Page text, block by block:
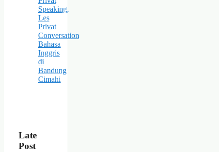
Speaking,
Les
Privat
Conversation
Bahasa
Inggris
di
Bandung
Cimahi
Late
Post